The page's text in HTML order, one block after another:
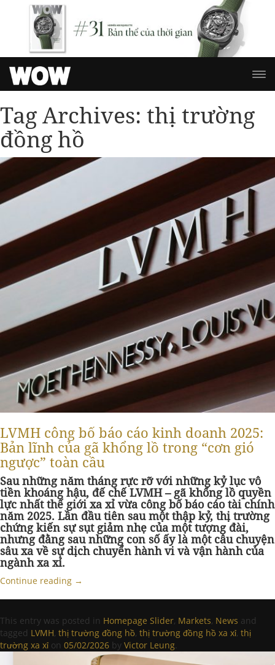
Tag Archives: thị trường
đồng hồ
LVMH công bố báo cáo kinh doanh 2025:
Bản lĩnh của gã khổng lồ trong “cơn gió
ngược” toàn cầu
Sau những năm tháng rực rỡ với những kỷ lục vô
tiền khoáng hậu, đế chế LVMH – gã khổng lồ quyền
lực nhất thế giới xa xỉ vừa công bố báo cáo tài chính
năm 2025. Lần đầu tiên sau một thập kỷ, thị trường
chứng kiến sự sụt giảm nhẹ của một tượng đài,
nhưng đằng sau những con số ấy là một câu chuyện
sâu xa về sự dịch chuyển hành vi và vận hành của
ngành xa xỉ.
Continue reading →
This entry was posted in Homepage Slider, Markets, News and
tagged LVMH, thị trường đồng hồ, thị trường đồng hồ xa xỉ, thị
trường xa xỉ on 05/02/2026 by Victor Leung.